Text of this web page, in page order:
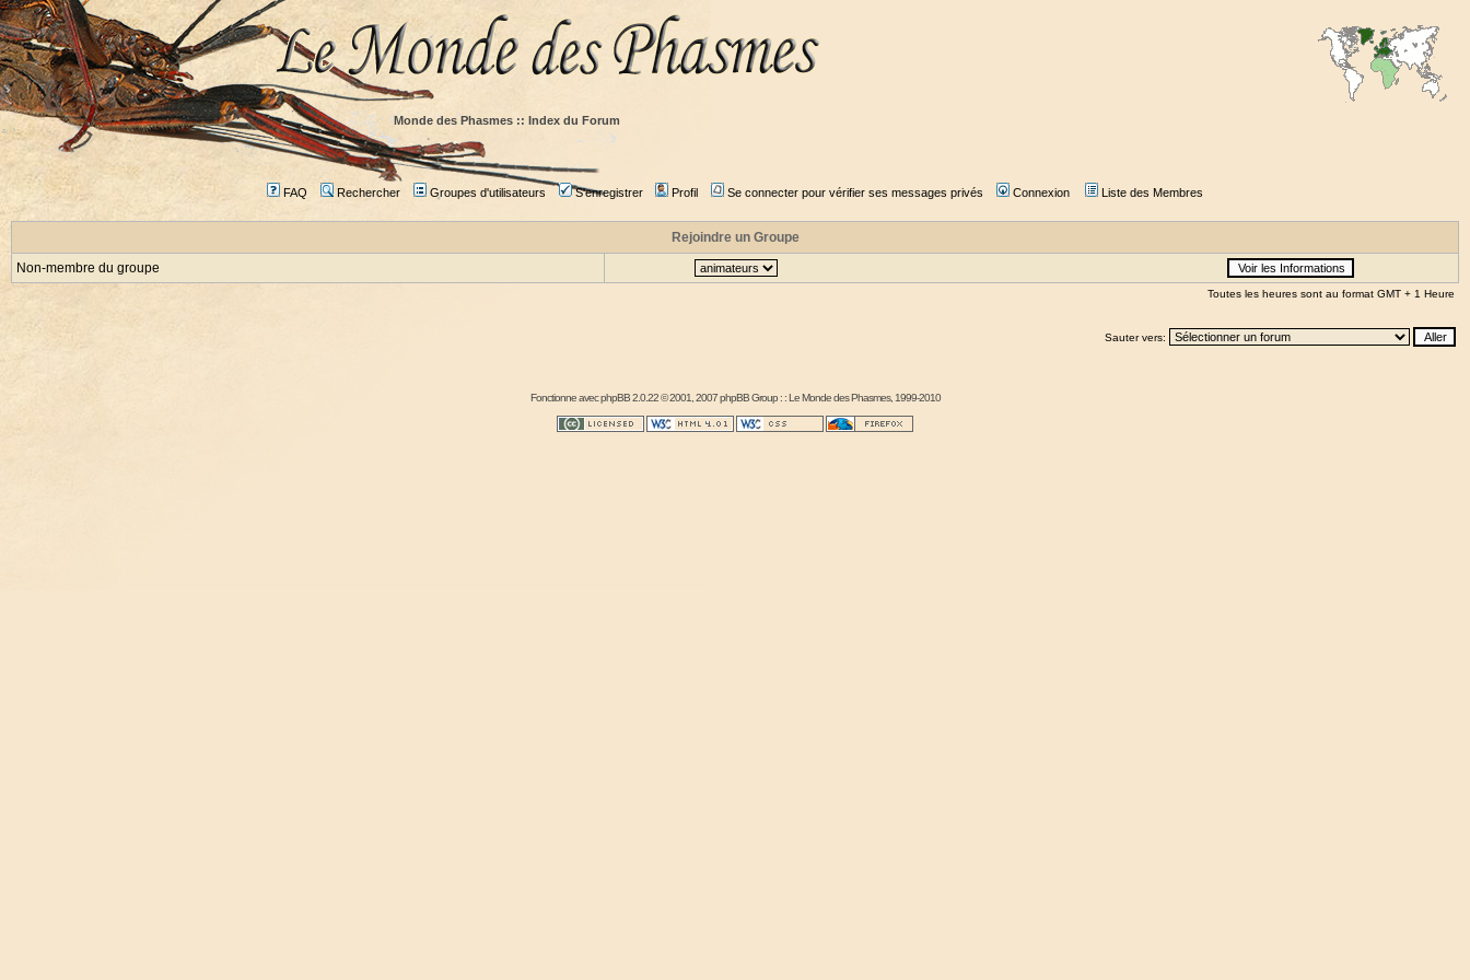
Monde des Phasmes :: Index du Forum
FAQ Rechercher Groupes d'utilisateurs S'enregistrer Profil Se connecter pour vérifier ses messages privés Connexion Liste des Membres
Rejoindre un Groupe
Non-membre du groupe
Toutes les heures sont au format GMT + 1 Heure
Sauter vers:
Fonctionne avecphpBB2.0.22 © 2001, 2007 phpBB Group : :Le Monde des Phasmes, 1999-2010